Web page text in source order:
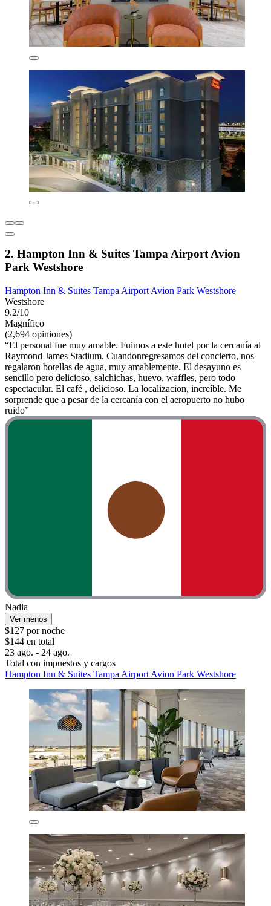
2. Hampton Inn & Suites Tampa Airport Avion
Park Westshore
Hampton Inn & Suites Tampa Airport Avion Park Westshore
Westshore
9.2/10
Magnífico
(2,694 opiniones)
“El personal fue muy amable. Fuimos a este hotel por la cercanía al
Raymond James Stadium. Cuandonregresamos del concierto, nos
regalaron botellas de agua, muy amablemente. El desayuno es
sencillo pero delicioso, salchichas, huevo, waffles, pero todo
espectacular. El café , delicioso. La localizacion, increíble. Me
sorprende que a pesar de la cercanía con el aeropuerto no hubo
ruido”
Nadia
Ver menos
$127 por noche
$144 en total
23 ago. - 24 ago.
Total con impuestos y cargos
Hampton Inn & Suites Tampa Airport Avion Park Westshore